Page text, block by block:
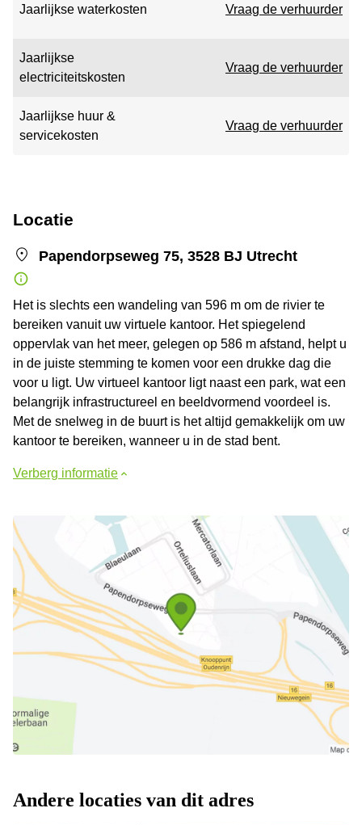
Jaarlijkse waterkosten Vraag de verhuurder
Jaarlijkse
electriciteitskosten
Vraag de verhuurder
Jaarlijkse huur &
servicekosten
Vraag de verhuurder
Locatie
Papendorpseweg 75, 3528 BJ Utrecht
Het is slechts een wandeling van 596 m om de rivier te
bereiken vanuit uw virtuele kantoor. Het spiegelend
oppervlak van het meer, gelegen op 586 m afstand, helpt u
in de juiste stemming te komen voor een drukke dag die
voor u ligt. Uw virtueel kantoor ligt naast een park, wat een
belangrijk infrastructureel en beeldvormend voordeel is.
Met de snelweg in de buurt is het altijd gemakkelijk om uw
kantoor te bereiken, wanneer u in de stad bent.
Verberg informatie
Andere locaties van dit adres